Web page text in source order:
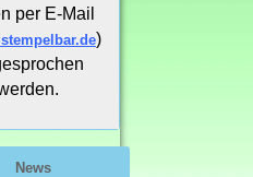
per E-Mail
)
News